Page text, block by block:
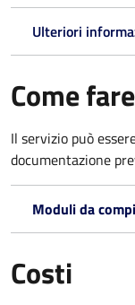
Ulteriori
Come fare
Il servizio può
documentazione
Moduli da
Costi